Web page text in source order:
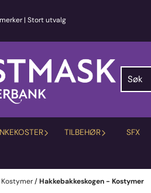
| Stort utvalg
TILBEHØR SFX
Kostymer/Hakkebakkeskogen - Kostymer